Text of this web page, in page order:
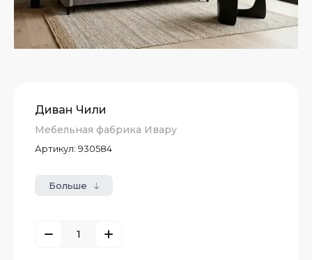
Диван Чили
Мебельная фабрика Ивару
Артикул: 930584
Больше